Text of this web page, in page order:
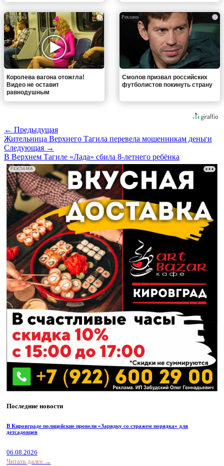
i
Королева вагона отожгла!
Видео не оставит
равнодушным
i
Смолов призвал российских
футболистов покинуть страну
← Предыдущая
Жительница Верхнего Тагила перевела мошенникам деньги
Следующая →
В Верхнем Тагиле «Лада» сбила 8-летнего ребёнка
РЕКЛАМА
Последние новости
В Кировграде полицейские провели «Зарядку со стражем порядка» для
детсадовцев
06.08.2026
Читать далее →